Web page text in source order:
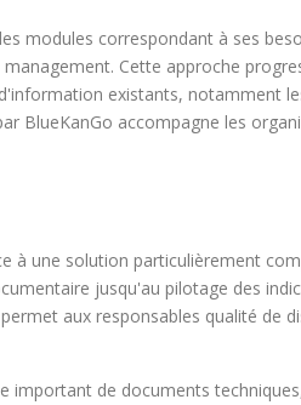
modules correspondant à ses
Cette approche
existants, notamment
BlueKanGo accompagne les
à une solution particulièrement
jusqu'au pilotage des
aux responsables qualité de
important de documents